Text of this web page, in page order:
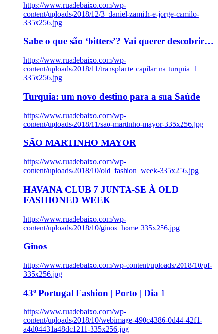
https://www.ruadebaixo.com/wp-
content/uploads/2018/12/3_daniel-zamith-e-jorge-camilo-
335x256.jpg
Sabe o que são ‘bitters’? Vai querer descobrir…
https://www.ruadebaixo.com/wp-
content/uploads/2018/11/transplante-capilar-na-turquia_1-
335x256.jpg
Turquia: um novo destino para a sua Saúde
https://www.ruadebaixo.com/wp-
content/uploads/2018/11/sao-martinho-mayor-335x256.jpg
SÃO MARTINHO MAYOR
https://www.ruadebaixo.com/wp-
content/uploads/2018/10/old_fashion_week-335x256.jpg
HAVANA CLUB 7 JUNTA-SE À OLD
FASHIONED WEEK
https://www.ruadebaixo.com/wp-
content/uploads/2018/10/ginos_home-335x256.jpg
Ginos
https://www.ruadebaixo.com/wp-content/uploads/2018/10/pf-
335x256.jpg
43º Portugal Fashion | Porto | Dia 1
https://www.ruadebaixo.com/wp-
content/uploads/2018/10/webimage-490c4386-0d44-42f1-
a4d04431a48dc1211-335x256.jpg